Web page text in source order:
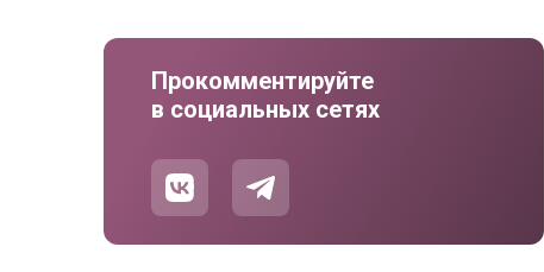
Прокомментируйте
в социальных сетях